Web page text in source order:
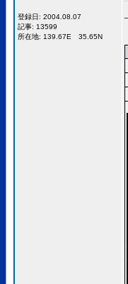
登録日: 2004.08.07
記事: 13599
所在地: 139.67E 35.65N